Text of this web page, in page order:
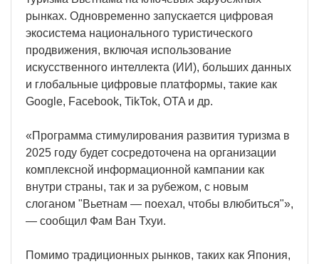
рынках. Одновременно запускается цифровая
экосистема национального туристического
продвижения, включая использование
искусственного интеллекта (ИИ), больших данных
и глобальные цифровые платформы, такие как
Google, Facebook, TikTok, OTA и др.
«Программа стимулирования развития туризма в
2025 году будет сосредоточена на организации
комплексной информационной кампании как
внутри страны, так и за рубежом, с новым
слоганом "Вьетнам — поехал, чтобы влюбиться"»,
— сообщил Фам Ван Тхуи.
Помимо традиционных рынков, таких как Япония,